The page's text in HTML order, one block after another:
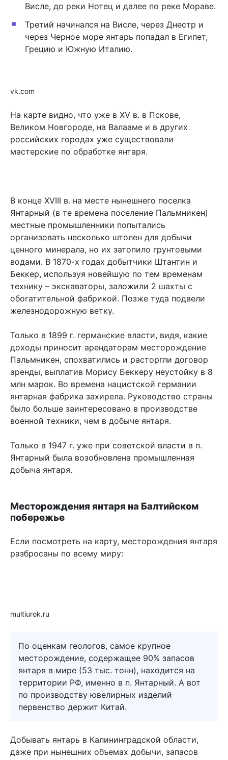
Висле, до реки Нотец и далее по реке Мораве.
Третий начинался на Висле, через Днестр и
через Черное море янтарь попадал в Египет,
Грецию и Южную Италию.
vk.com
На карте видно, что уже в XV в. в Пскове,
Великом Новгороде, на Валааме и в других
российских городах уже существовали
мастерские по обработке янтаря.
В конце XVIII в. на месте нынешнего поселка
Янтарный (в те времена поселение Пальмникен)
местные промышленники попытались
организовать несколько штолен для добычи
ценного минерала, но их затопило грунтовыми
водами. В 1870-х годах добытчики Штантин и
Беккер, используя новейшую по тем временам
технику – экскаваторы, заложили 2 шахты с
обогатительной фабрикой. Позже туда подвели
железнодорожную ветку.
Только в 1899 г. германские власти, видя, какие
доходы приносит арендаторам месторождение
Пальмникен, спохватились и расторгли договор
аренды, выплатив Морису Беккеру неустойку в 8
млн марок. Во времена нацистской германии
янтарная фабрика захирела. Руководство страны
было больше заинтересовано в производстве
военной техники, чем в добыче янтаря.
Только в 1947 г. уже при советской власти в п.
Янтарный была возобновлена промышленная
добыча янтаря.
Месторождения янтаря на Балтийском
побережье
Если посмотреть на карту, месторождения янтаря
разбросаны по всему миру:
multiurok.ru
По оценкам геологов, самое крупное
месторождение, содержащее 90% запасов
янтаря в мире (53 тыс. тонн), находится на
территории РФ, именно в п. Янтарный. А вот
по производству ювелирных изделий
первенство держит Китай.
Добывать янтарь в Калининградской области,
даже при нынешних объемах добычи, запасов